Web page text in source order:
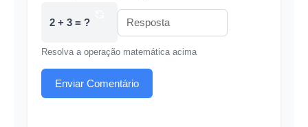
2 + 3 = ?
Resolva a operação matemática acima
Enviar Comentário